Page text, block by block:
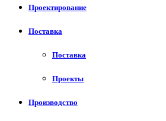
Проектирование
Поставка
Поставка
Проекты
Производство